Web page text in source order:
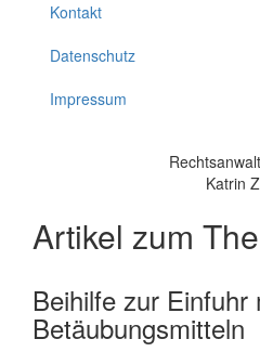
Kontakt
Datenschutz
Impressum
Katrin
Artikel zum
Beihilfe zur Einfuhr
Betäubungsmitteln